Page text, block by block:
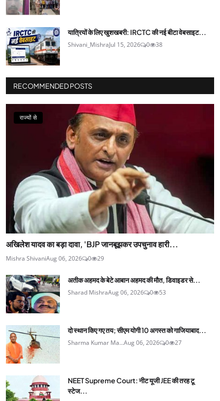
यात्रियों के लिए खुशखबरी: IRCTC की नई बीटा वेबसाइट...
Shivani_MishraJul 15, 2026 0 38
RECOMMENDED POSTS
राज्यों से
अखिलेश यादव का बड़ा दावा, 'BJP जानबूझकर उपचुनाव हारी...
Mishra ShivaniAug 06, 2026 0 29
अतीक अहमद के बेटे आबान अहमद की मौत, डिवाइडर से...
Sharad MishraAug 06, 2026 0 53
दो स्थान किए गए तय; सीएम योगी 10 अगस्त को गाजियाबाद...
Sharma Kumar Ma...Aug 06, 2026 0 27
NEET Supreme Court: नीट यूजी JEE की तरह टू
स्टेज...